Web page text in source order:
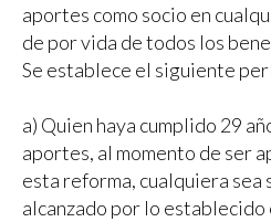
aportes como socio en
de por vida de todos los
Se establece el siguiente
a) Quien haya cumplido 29
aportes, al momento de ser
esta reforma, cualquiera sea
alcanzado por lo establecido